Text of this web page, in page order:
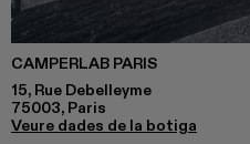
CAMPERLAB PARIS
15, Rue Debelleyme
75003, Paris
Veure dades de la botiga